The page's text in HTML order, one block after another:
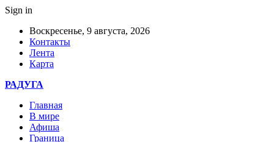
Sign in
Воскресенье, 9 августа, 2026
Контакты
Лента
Карта
РАДУГА
Главная
В мире
Афиша
Граница